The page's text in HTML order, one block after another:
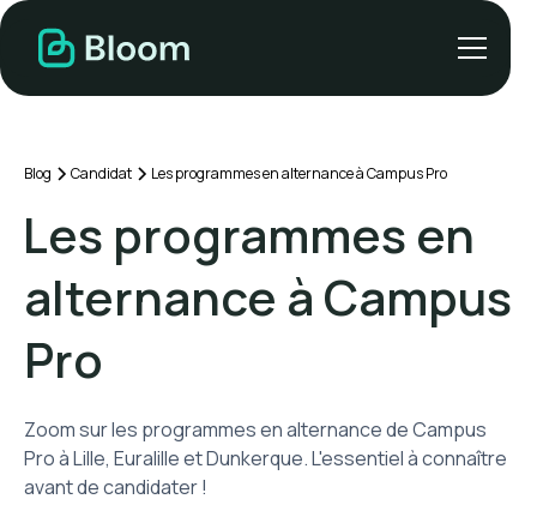
Blog Candidat Les programmes en alternance à Campus Pro
Les programmes en
alternance à Campus
Pro
Zoom sur les programmes en alternance de Campus
Pro à Lille, Euralille et Dunkerque. L'essentiel à connaître
avant de candidater !